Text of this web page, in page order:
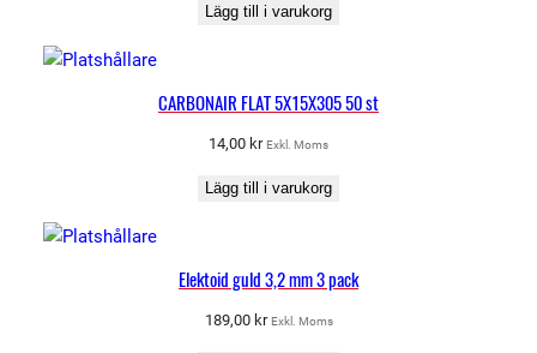
Lägg till i varukorg
CARBONAIR FLAT 5X15X305 50 st
14,00 kr Exkl. Moms
Lägg till i varukorg
Elektoid guld 3,2 mm 3 pack
189,00 kr Exkl. Moms